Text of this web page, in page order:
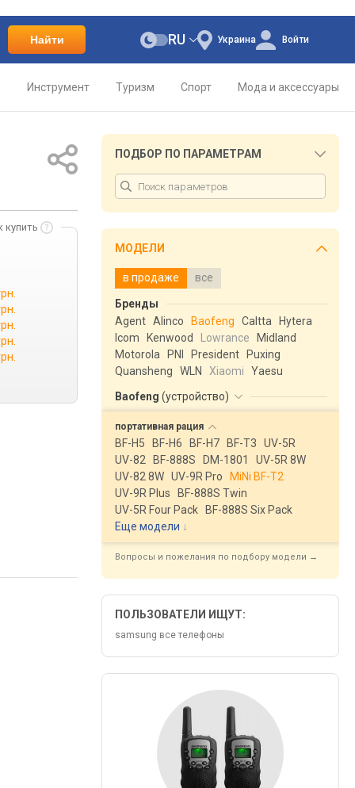
Найти Украина
RU Войти
Инструмент Туризм Спорт Мода и аксессуары
купить
ПОДБОР ПО ПАРАМЕТРАМ
МОДЕЛИ
в продаже все
Бренды
Agent Alinco Baofeng Caltta
Hytera
Icom
Kenwood Lowrance
Midland
Motorola
PNI President
Puxing
Quansheng
WLN Xiaomi
Yaesu
Baofeng (устройство)
портативная рация
BF-H5 BF-H6 BF-H7 BF-T3
UV-5R
UV-82
BF-888S DM-1801
UV-5R 8W
UV-82 8W UV-9R Pro
MiNi BF-T2
UV-9R Plus
BF-888S Twin
UV-5R Four Pack
BF-888S Six Pack
Еще модели ↓
Вопросы и пожелания по подбору модели →
ПОЛЬЗОВАТЕЛИ ИЩУТ:
samsung все телефоны